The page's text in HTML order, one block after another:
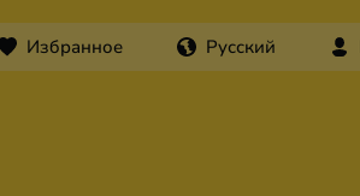
Избранное Русский